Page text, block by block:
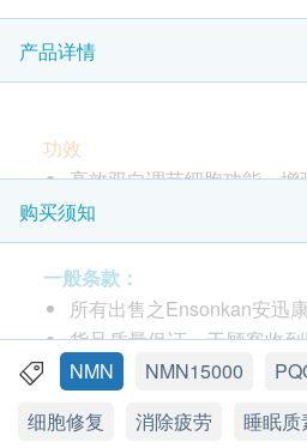
产品详情
功效
高效双向调节细胞功能，增
修复受损DNA，延缓细胞衰
提高腺粒体活性，缓解疲劳
修复受损脑细胞，增强大脑
全面提高人体免疫功能
促进褪黑素分泌，改善睡眠
强化心血管功能，降低心血
改善视网膜功能障碍
提高听力，增加耳部神经元
购买须知
一般条款：
所有出售之Ensonkan安迅
货品质量保证，于顾客收
当日起计，食用期应最少有
如有任何争议，美嘉大健
NMN NMN15000
细胞修复
消除疲劳 睡眠质